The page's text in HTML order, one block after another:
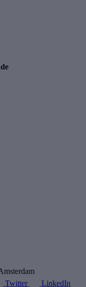
Twitter LinkedIn